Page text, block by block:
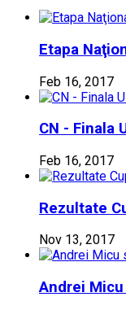
Etapa
Feb 16, 2017
CN - Finala
Feb 16, 2017
Rezultate
Nov 13, 2017
Andrei